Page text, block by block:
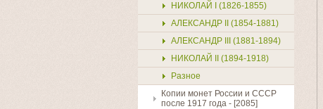
НИКОЛАЙ I (1826-1855)
АЛЕКСАНДР II (1854-1881)
АЛЕКСАНДР III (1881-1894)
НИКОЛАЙ II (1894-1918)
Разное
Копии монет России и СССР
после 1917 года - [2085]